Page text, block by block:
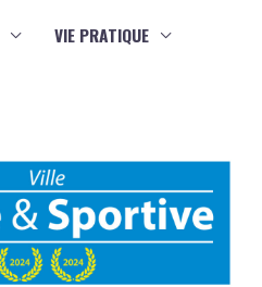
VIE PRATIQUE